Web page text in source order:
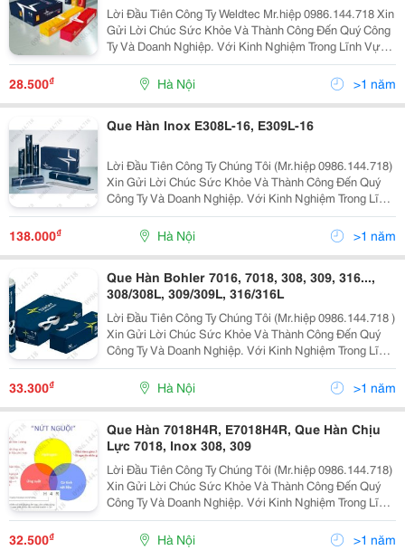
Lời Đầu Tiên Công Ty Weldtec Mr.hiệp 0986.144.718 Xin
Gửi Lời Chúc Sức Khỏe Và Thành Công Đến Quý Công
Ty Và Doanh Nghiệp. Với Kinh Nghiệm Trong Lĩnh Vực
Cung Cấp Thiết Bị Và Vật Liệu Hàn, Cắt Weldtec Tự Hào
Là Doanh Nghiệp Lớn Và Uy Tín Hàng Đầu Việ
28.500₫ Hà Nội >1 năm
Que Hàn Inox E308L-16, E309L-16
Lời Đầu Tiên Công Ty Chúng Tôi (Mr.hiệp 0986.144.718)
Xin Gửi Lời Chúc Sức Khỏe Và Thành Công Đến Quý
Công Ty Và Doanh Nghiệp. Với Kinh Nghiệm Trong Lĩnh
Vực Cung Cấp Thiết Bị Và Vật Liệu Hàn, Cắt Cty Tự
Hào Là Doanh Nghiệp Lớn Và Uy Tín Hàng Đầu Việ
138.000₫ Hà Nội >1 năm
Que Hàn Bohler 7016, 7018, 308, 309, 316...,
308/308L, 309/309L, 316/316L
Lời Đầu Tiên Công Ty Chúng Tôi (Mr.hiệp 0986.144.718 )
Xin Gửi Lời Chúc Sức Khỏe Và Thành Công Đến Quý
Công Ty Và Doanh Nghiệp. Với Kinh Nghiệm Trong Lĩnh
Vực Cung Cấp Thiết Bị Và Vật Liệu Hàn, Cắt Chúng Tôi
Tự Hào Là Doanh Nghiệp Lớn Và Uy Tín Hàng
33.300₫ Hà Nội >1 năm
Que Hàn 7018H4R, E7018H4R, Que Hàn Chịu
Lực 7018, Inox 308, 309
Lời Đầu Tiên Công Ty Chúng Tôi (Mr.hiệp 0986.144.718)
Xin Gửi Lời Chúc Sức Khỏe Và Thành Công Đến Quý
Công Ty Và Doanh Nghiệp. Với Kinh Nghiệm Trong Lĩnh
Vực Cung Cấp Thiết Bị Và Vật Liệu Hàn, Cắt Cty Tự
Hào Là Doanh Nghiệp Lớn Và Uy Tín Hàng Đầu Việ
32.500₫ Hà Nội >1 năm